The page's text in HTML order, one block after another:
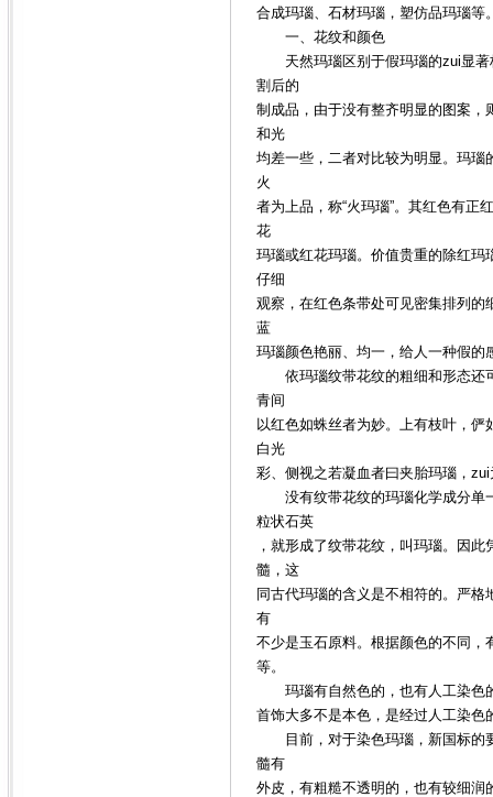
合成玛瑙、石材玛瑙，塑仿品玛瑙等
一、花纹和颜色
天然玛瑙区别于假玛瑙的zui显著
割后的
制成品，由于没有整齐明显的图案
和光
均差一些，二者对比较为明显。玛瑙
火
者为上品，称“火玛瑙”。其红色有正
花
玛瑙或红花玛瑙。价值贵重的除红
仔细
观察，在红色条带处可见密集排列的
蓝
玛瑙颜色艳丽、均一，给人一种假的
依玛瑙纹带花纹的粗细和形态还可
青间
以红色如蛛丝者为妙。上有枝叶，
白光
彩、侧视之若凝血者曰夹胎玛瑙，zui
没有纹带花纹的玛瑙化学成分单一
粒状石英
，就形成了纹带花纹，叫玛瑙。因
髓，这
同古代玛瑙的含义是不相符的。严格
有
不少是玉石原料。根据颜色的不同，
等。
玛瑙有自然色的，也有人工染色的
首饰大多不是本色，是经过人工染色
目前，对于染色玛瑙，新国标的要
髓有
外皮，有粗糙不透明的，也有较细